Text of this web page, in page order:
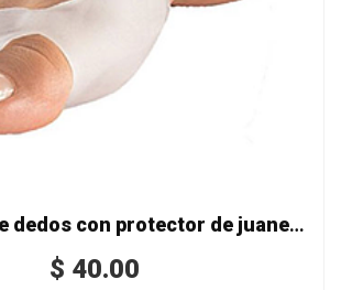
Separador de dedos con protector de juanete
$ 40.00